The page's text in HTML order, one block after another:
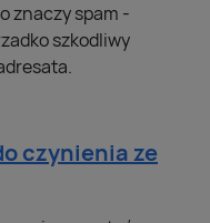
znaczy spam -
szkodliwy
czynienia ze